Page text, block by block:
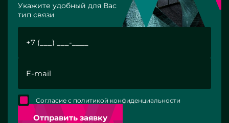
Укажите удобный для Вас
тип связи
Отправить заявку
Согласие с политикой конфиденциальности